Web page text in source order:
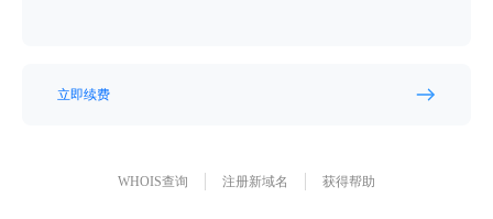
立即续费
WHOIS查询 注册新域名 获得帮助